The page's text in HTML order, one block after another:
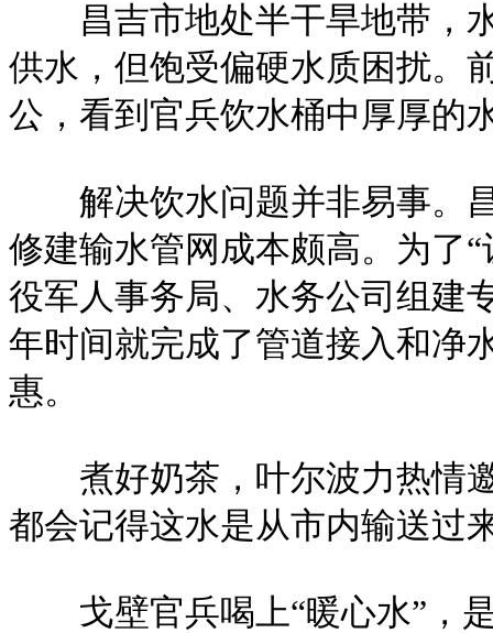
昌吉市地处半干旱地带，水
供水，但饱受偏硬水质困扰。
公，看到官兵饮水桶中厚厚的
解决饮水问题并非易事。昌
修建输水管网成本颇高。为了
役军人事务局、水务公司组建
年时间就完成了管道接入和净
惠。
煮好奶茶，叶尔波力热情邀
都会记得这水是从市内输送过
戈壁官兵喝上“暖心水”，是